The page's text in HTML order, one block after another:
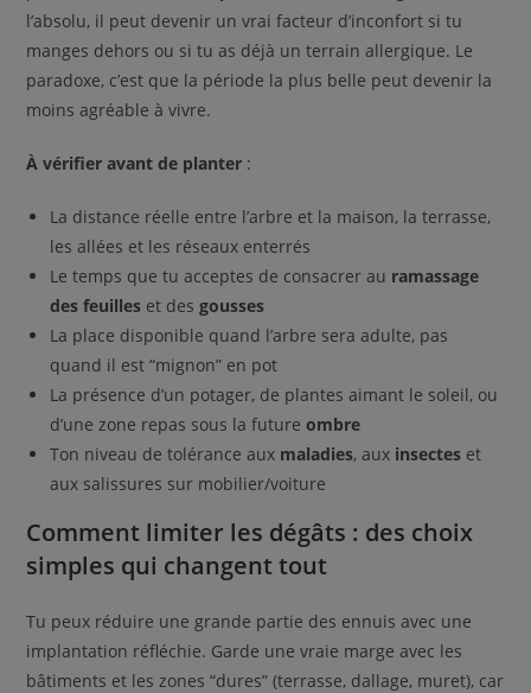
l’absolu, il peut devenir un vrai facteur d’inconfort si tu
manges dehors ou si tu as déjà un terrain allergique. Le
paradoxe, c’est que la période la plus belle peut devenir la
moins agréable à vivre.
À vérifier avant de planter :
La distance réelle entre l’arbre et la maison, la terrasse,
les allées et les réseaux enterrés
Le temps que tu acceptes de consacrer au ramassage
des feuilles et desgousses
La place disponible quand l’arbre sera adulte, pas
quand il est “mignon” en pot
La présence d’un potager, de plantes aimant le soleil, ou
d’une zone repas sous la futureombre
Ton niveau de tolérance aux maladies, aux insectes et
aux salissures sur mobilier/voiture
Comment limiter les dégâts : des choix
simples qui changent tout
Tu peux réduire une grande partie des ennuis avec une
implantation réfléchie. Garde une vraie marge avec les
bâtiments et les zones “dures” (terrasse, dallage, muret), car